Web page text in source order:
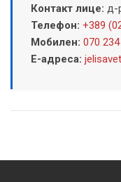
Контакт лице: д-
Телефон: +389
Мобилен: 070
Е-адреса: